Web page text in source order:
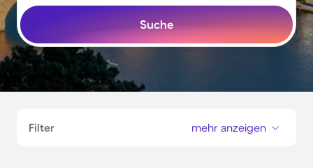
Suche
Filter mehr anzeigen